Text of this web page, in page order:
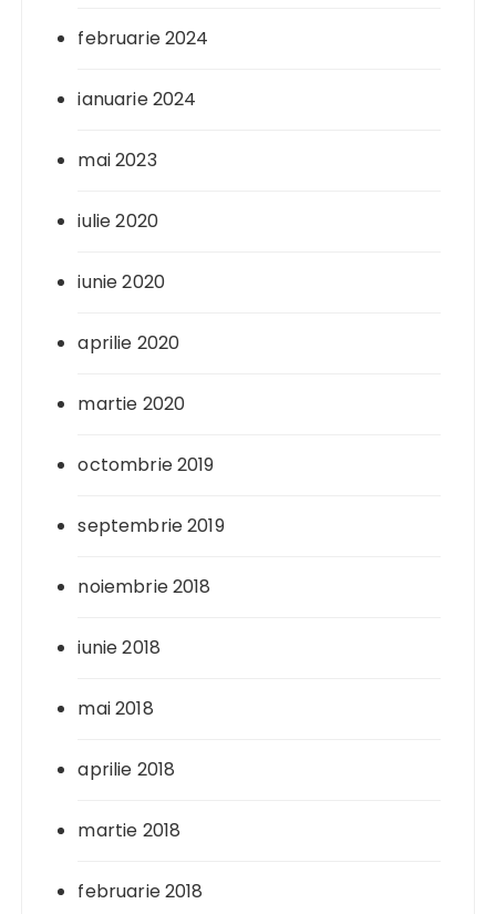
februarie 2024
ianuarie 2024
mai 2023
iulie 2020
iunie 2020
aprilie 2020
martie 2020
octombrie 2019
septembrie 2019
noiembrie 2018
iunie 2018
mai 2018
aprilie 2018
martie 2018
februarie 2018